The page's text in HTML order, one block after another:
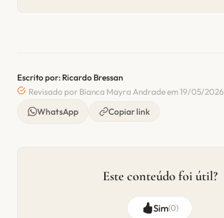
Escrito por: Ricardo Bressan
Revisado por Bianca Mayra Andrade em 19/05/2026
WhatsApp
Copiar link
Este conteúdo foi útil?
Sim(0)